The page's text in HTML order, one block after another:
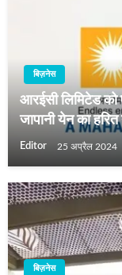
बिज़नेस
आरईसी लिमिटेड
जापानी येन का
Editor 25 अप्रैल 2024
बिज़नेस